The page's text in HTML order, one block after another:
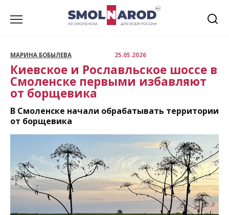
МАРИНА БОБЫЛЕВА 25.05.2026
Киевское и Рославльское шоссе в
Смоленске первыми избавляют
от борщевика
В Смоленске начали обрабатывать территории
от борщевика